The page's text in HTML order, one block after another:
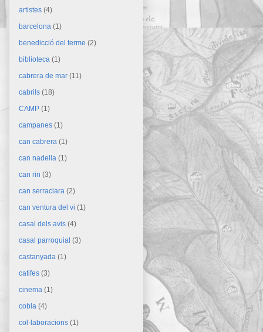
artistes (4)
barcelona (1)
benedicció del terme (2)
biblioteca (1)
cabrera de mar (11)
cabrils (18)
CAMP (1)
campanes (1)
can cabrera (1)
can nadella (1)
can rin (3)
can serraclara (2)
can ventura del vi (1)
casal dels avis (4)
casal parroquial (3)
castanyada (1)
catifes (3)
cinema (1)
cobla (4)
col·laboracions (1)